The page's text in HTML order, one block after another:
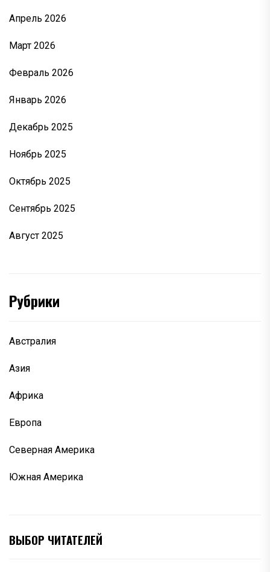
Апрель 2026
Март 2026
Февраль 2026
Январь 2026
Декабрь 2025
Ноябрь 2025
Октябрь 2025
Сентябрь 2025
Август 2025
Рубрики
Австралия
Азия
Африка
Европа
Северная Америка
Южная Америка
ВЫБОР ЧИТАТЕЛЕЙ